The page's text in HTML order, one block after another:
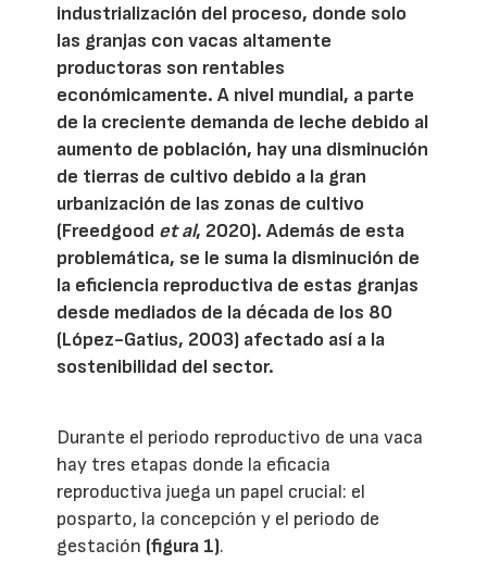
industrialización del proceso, donde solo
las granjas con vacas altamente
productoras son rentables
económicamente. A nivel mundial, a parte
de la creciente demanda de leche debido al
aumento de población, hay una disminución
de tierras de cultivo debido a la gran
urbanización de las zonas de cultivo
(Freedgood et al, 2020). Además de esta
problemática, se le suma la disminución de
la eficiencia reproductiva de estas granjas
desde mediados de la década de los 80
(López-Gatius, 2003) afectado así a la
sostenibilidad del sector.
Durante el periodo reproductivo de una vaca
hay tres etapas donde la eficacia
reproductiva juega un papel crucial: el
posparto, la concepción y el periodo de
gestación (figura 1).